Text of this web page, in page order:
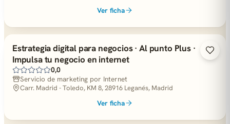
Ver ficha
Estrategia digital para negocios · Al punto Plus ·
Impulsa tu negocio en internet
0,0
Servicio de marketing por Internet
Carr. Madrid - Toledo, KM 8, 28916 Leganés, Madrid
Ver ficha